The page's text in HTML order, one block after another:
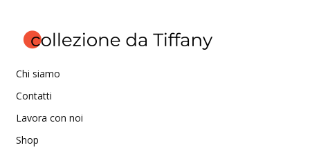
Chi siamo
Contatti
Lavora con noi
Shop